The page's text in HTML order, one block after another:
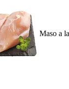
Maso a